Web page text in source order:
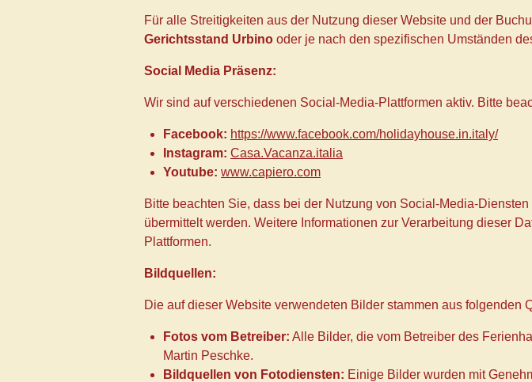
Für alle Streitigkeiten aus der Nutzung dieser Website und der
Gerichtsstand Urbino oder je nach den spezifischen Umständen
Social Media Präsenz:
Wir sind auf verschiedenen Social-Media-Plattformen aktiv. Bitte
Facebook: https://www.facebook.com/holidayhouse.in.italy/
Instagram: Casa.Vacanza.italia
Youtube: www.capiero.com
Bitte beachten Sie, dass bei der Nutzung von Social-Media-
übermittelt werden. Weitere Informationen zur Verarbeitung dieser
Plattformen.
Bildquellen:
Die auf dieser Website verwendeten Bilder stammen aus folgenden
Fotos vom Betreiber: Alle Bilder, die vom Betreiber des
Martin Peschke.
Bildquellen von Fotodiensten: Einige Bilder wurden mit